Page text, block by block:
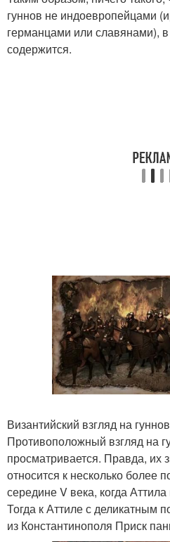
гуннов не индоевропейцами
германцами или славянами),
содержится.
Византийский взгляд на
Противоположный взгляд на
просматривается. Правда, их
относится к несколько более
середине V века, когда
Тогда к Аттиле с деликатным
из Константинополя Приск